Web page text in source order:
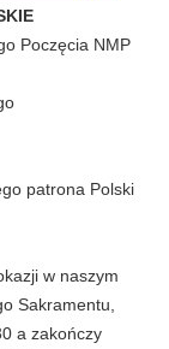
Poczęcia NMP
patrona Polski
w naszym
Sakramentu,
a zakończy